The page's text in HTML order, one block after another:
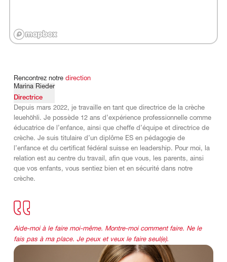
Rencontrez notre direction
Marina Rieder
Directrice
Depuis mars 2022, je travaille en tant que directrice de la crèche
leuehöhli. Je possède 12 ans d’expérience professionnelle comme
éducatrice de l’enfance, ainsi que cheffe d’équipe et directrice de
crèche. Je suis titulaire d’un diplôme ES en pédagogie de
l’enfance et du certificat fédéral suisse en leadership. Pour moi, la
relation est au centre du travail, afin que vous, les parents, ainsi
que vos enfants, vous sentiez bien et en sécurité dans notre
crèche.
Aide-moi à le faire moi-même. Montre-moi comment faire. Ne le
fais pas à ma place. Je peux et veux le faire seul(e).